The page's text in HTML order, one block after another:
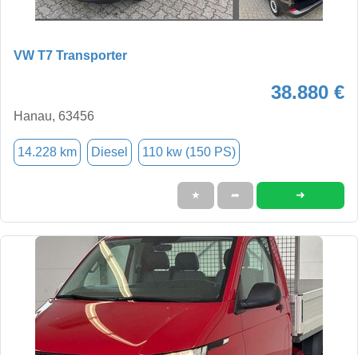
VW T7 Transporter
38.880 €
Hanau, 63456
14.228 km Diesel 110 kw (150 PS)
★ ➦ ➜